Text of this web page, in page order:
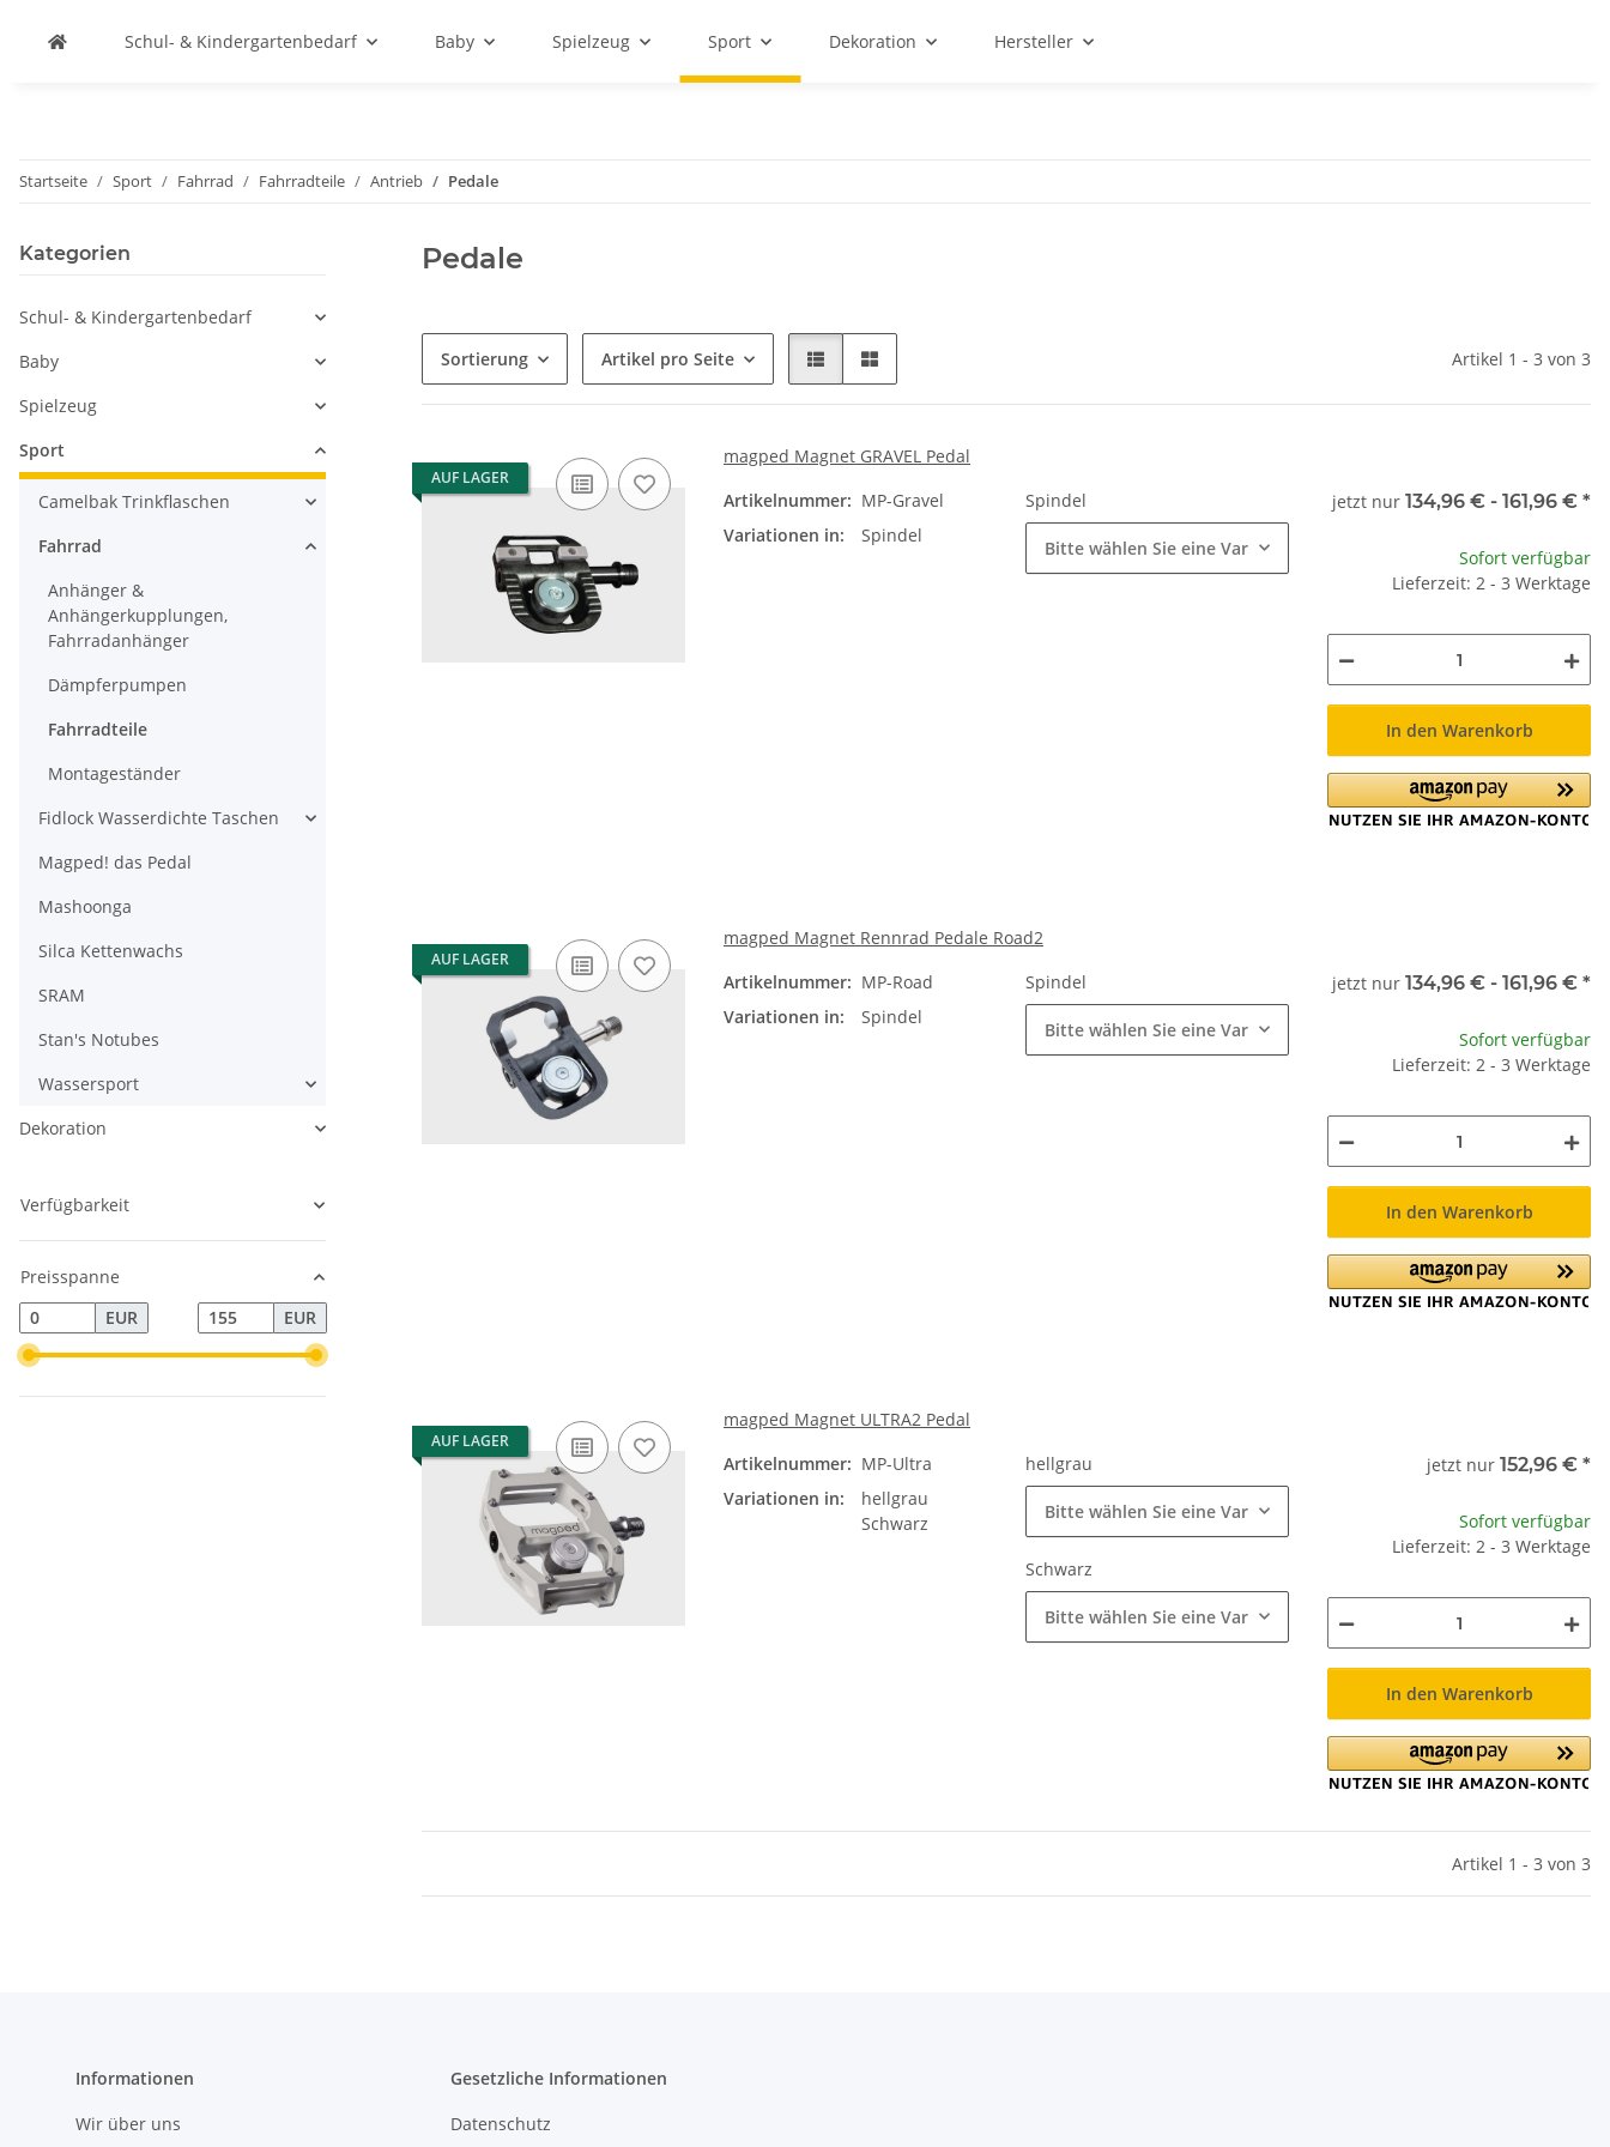
Schul- & Kindergartenbedarf Baby Spielzeug Sport Dekoration Hersteller
Startseite Sport Fahrrad Fahrradteile Antrieb Pedale
Pedale
Sortierung Artikel pro Seite Artikel 1 - 3 von 3
AUF LAGER
magped Magnet GRAVEL Pedal
Artikelnummer: MP-Gravel
Variationen in:
Spindel
Spindel
Bitte wählen Sie eine Variation.
jetzt nur 134,96 € - 161,96 € *
Sofort verfügbar
Lieferzeit: 2 - 3 Werktage
In den Warenkorb
AUF LAGER
magped Magnet Rennrad Pedale Road2
Artikelnummer: MP-Road
Variationen in:
Spindel
Spindel
Bitte wählen Sie eine Variation.
jetzt nur 134,96 € - 161,96 € *
Sofort verfügbar
Lieferzeit: 2 - 3 Werktage
In den Warenkorb
AUF LAGER
magped Magnet ULTRA2 Pedal
Artikelnummer: MP-Ultra
Variationen in:
hellgrau
Schwarz
hellgrau
Bitte wählen Sie eine Variation.
Schwarz
Bitte wählen Sie eine Variation.
jetzt nur 152,96 € *
Sofort verfügbar
Lieferzeit: 2 - 3 Werktage
In den Warenkorb
Artikel 1 - 3 von 3
Kategorien
Schul- & Kindergartenbedarf
Baby
Spielzeug
Sport
Camelbak Trinkflaschen
Fahrrad
Anhänger &
Anhängerkupplungen,
Fahrradanhänger
Dämpferpumpen
Fahrradteile
Montageständer
Fidlock Wasserdichte Taschen
Magped! das Pedal
Mashoonga
Silca Kettenwachs
SRAM
Stan's Notubes
Wassersport
Dekoration
Verfügbarkeit
Preisspanne
EUR
EUR
Informationen
Wir über uns
Gesetzliche Informationen
Datenschutz